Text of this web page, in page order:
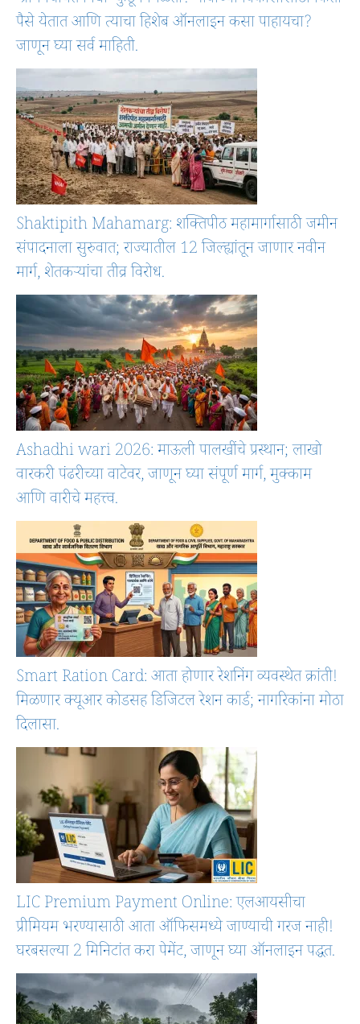
पैसे येतात आणि त्याचा हिशेब ऑनलाइन कसा पाहायचा?
जाणून घ्या सर्व माहिती.
Shaktipith Mahamarg: शक्तिपीठ महामार्गासाठी जमीन
संपादनाला सुरुवात; राज्यातील 12 जिल्ह्यांतून जाणार नवीन
मार्ग, शेतकऱ्यांचा तीव्र विरोध.
Ashadhi wari 2026: माऊली पालखींचे प्रस्थान; लाखो
वारकरी पंढरीच्या वाटेवर, जाणून घ्या संपूर्ण मार्ग, मुक्काम
आणि वारीचे महत्त्व.
Smart Ration Card: आता होणार रेशनिंग व्यवस्थेत क्रांती!
मिळणार क्यूआर कोडसह डिजिटल रेशन कार्ड; नागरिकांना मोठा
दिलासा.
LIC Premium Payment Online: एलआयसीचा
प्रीमियम भरण्यासाठी आता ऑफिसमध्ये जाण्याची गरज नाही!
घरबसल्या 2 मिनिटांत करा पेमेंट, जाणून घ्या ऑनलाइन पद्धत.